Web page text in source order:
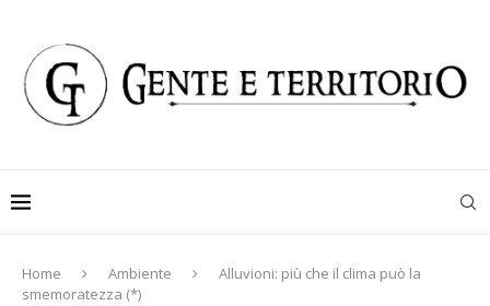
Home Ambiente
Alluvioni: più che il clima può la
smemoratezza (*)